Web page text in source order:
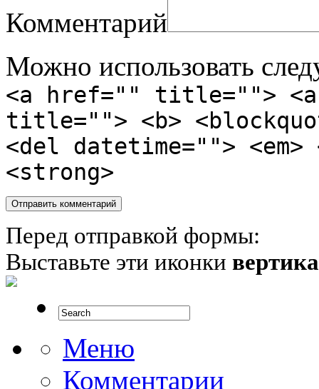
Комментарий
Можно использовать
<a href="" title="">
title=""> <b>
<del datetime="">
<strong>
Перед отправкой формы:
Выставьте эти иконки
Меню
Комментарии